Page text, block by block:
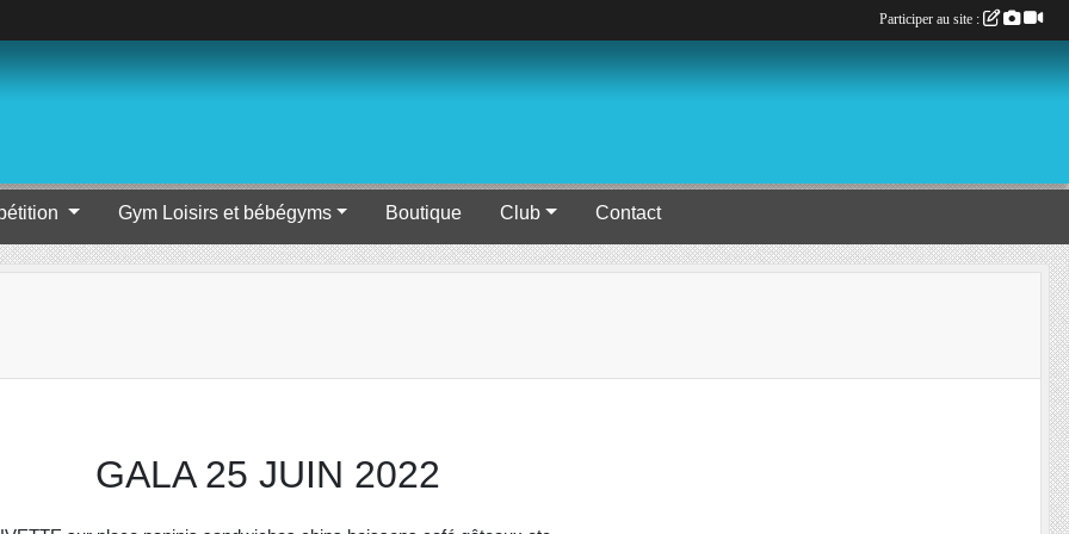
Gym Loisirs et bébégyms Boutique Club Contact
GALA 25 JUIN 2022
Participer au site :